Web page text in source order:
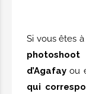
Si vous êtes à
d’Agafay ou
qui